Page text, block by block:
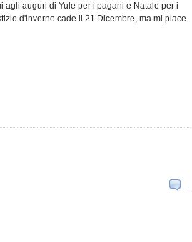
agli auguri di Yule per i pagani e Natale per i
d'inverno cade il 21 Dicembre, ma mi piace
…